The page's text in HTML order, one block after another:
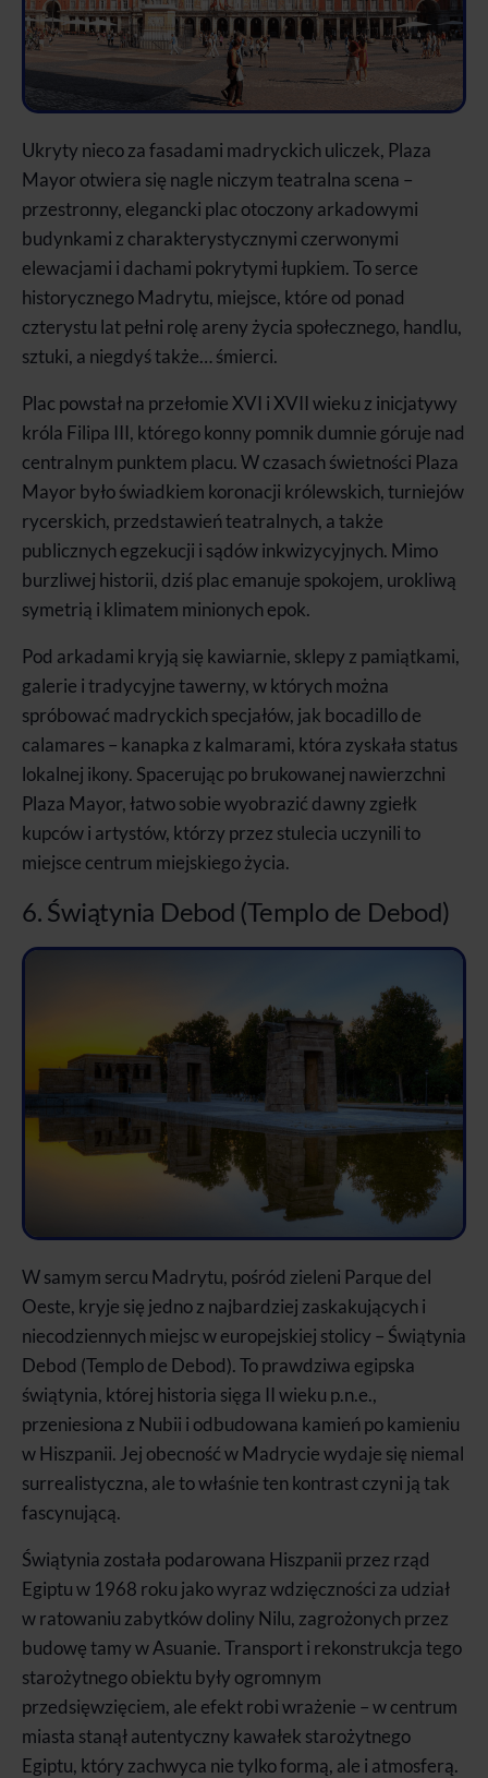
Ukryty nieco za fasadami madryckich uliczek, Plaza
Mayor otwiera się nagle niczym teatralna scena –
przestronny, elegancki plac otoczony arkadowymi
budynkami z charakterystycznymi czerwonymi
elewacjami i dachami pokrytymi łupkiem. To serce
historycznego Madrytu, miejsce, które od ponad
czterystu lat pełni rolę areny życia społecznego, handlu,
sztuki, a niegdyś także… śmierci.
Plac powstał na przełomie XVI i XVII wieku z inicjatywy
króla Filipa III, którego konny pomnik dumnie góruje nad
centralnym punktem placu. W czasach świetności Plaza
Mayor było świadkiem koronacji królewskich, turniejów
rycerskich, przedstawień teatralnych, a także
publicznych egzekucji i sądów inkwizycyjnych. Mimo
burzliwej historii, dziś plac emanuje spokojem, urokliwą
symetrią i klimatem minionych epok.
Pod arkadami kryją się kawiarnie, sklepy z pamiątkami,
galerie i tradycyjne tawerny, w których można
spróbować madryckich specjałów, jak bocadillo de
calamares – kanapka z kalmarami, która zyskała status
lokalnej ikony. Spacerując po brukowanej nawierzchni
Plaza Mayor, łatwo sobie wyobrazić dawny zgiełk
kupców i artystów, którzy przez stulecia uczynili to
miejsce centrum miejskiego życia.
6. Świątynia Debod (Templo de Debod)
W samym sercu Madrytu, pośród zieleni Parque del
Oeste, kryje się jedno z najbardziej zaskakujących i
niecodziennych miejsc w europejskiej stolicy – Świątynia
Debod (Templo de Debod). To prawdziwa egipska
świątynia, której historia sięga II wieku p.n.e.,
przeniesiona z Nubii i odbudowana kamień po kamieniu
w Hiszpanii. Jej obecność w Madrycie wydaje się niemal
surrealistyczna, ale to właśnie ten kontrast czyni ją tak
fascynującą.
Świątynia została podarowana Hiszpanii przez rząd
Egiptu w 1968 roku jako wyraz wdzięczności za udział
w ratowaniu zabytków doliny Nilu, zagrożonych przez
budowę tamy w Asuanie. Transport i rekonstrukcja tego
starożytnego obiektu były ogromnym
przedsięwzięciem, ale efekt robi wrażenie – w centrum
miasta stanął autentyczny kawałek starożytnego
Egiptu, który zachwyca nie tylko formą, ale i atmosferą.